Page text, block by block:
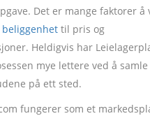
Det er mange faktorer å
beliggenhet til pris og
Heldigvis har
mye lettere ved å
på ett sted.
fungerer som et